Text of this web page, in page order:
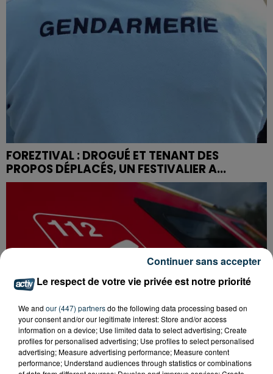
FOREZTIVAL : DROGUÉ ET TENANT DES
PROPOS DÉPLACÉS, UN FESTIVALIER A...
Le respect de votre vie privée est notre priorité
We and our (447) partnersdo the following data processing based on
your consent and/or our legitimate interest: Store and/or access
information on a device; Use limited data to select advertising; Create
profiles for personalised advertising; Use profiles to select personalised
advertising; Measure advertising performance; Measure content
performance; Understand audiences through statistics or combinations
Continuer sans accepter